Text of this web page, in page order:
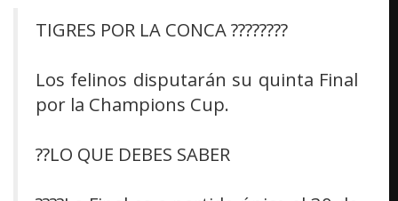
TIGRES POR LA CONCA ????????
Los felinos disputarán su quinta Final
por la Champions Cup.
??LO QUE DEBES SABER